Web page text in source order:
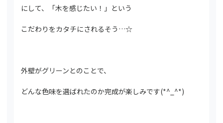
にして、「木を感じたい！」という
こだわりをカタチにされるそう…☆
外壁がグリーンとのことで、
どんな色味を選ばれたのか完成が楽しみです(*^_^*)